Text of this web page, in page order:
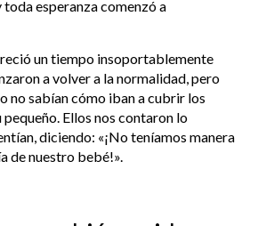
toda esperanza comenzó a
un tiempo insoportablemente
a volver a la normalidad, pero
no sabían cómo iban a cubrir los
Ellos nos contaron lo
diciendo: «¡No teníamos manera
de nuestro bebé!».